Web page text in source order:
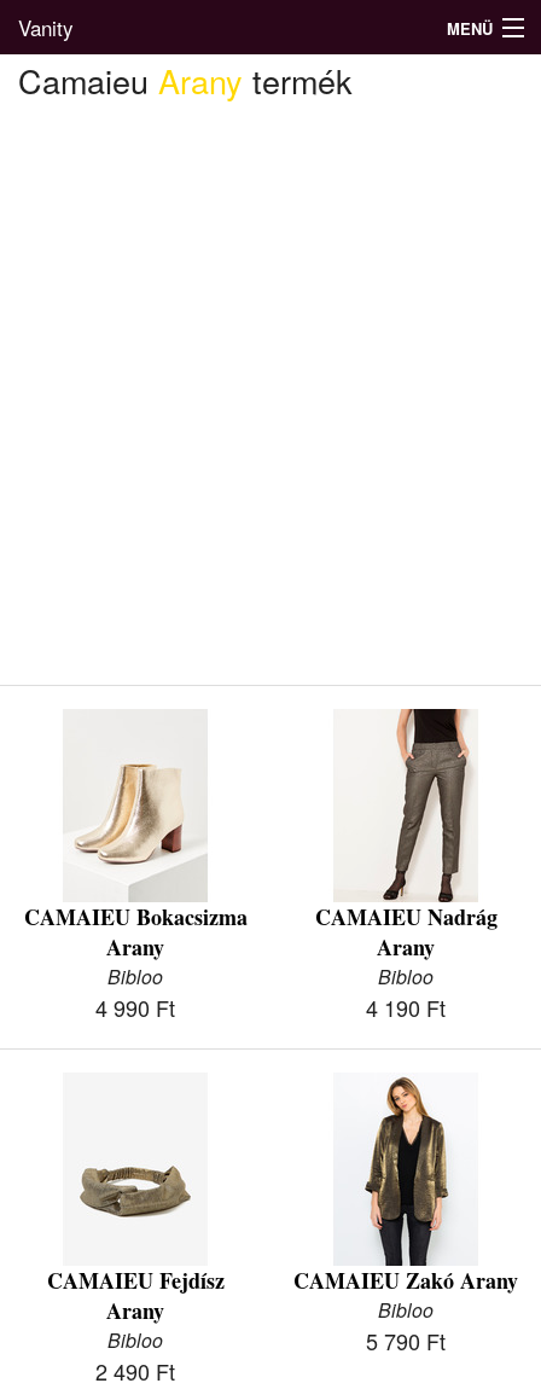
Vanity MENÜ
Camaieu Arany termék
CAMAIEU Bokacsizma
Arany
Bibloo
4 990 Ft
CAMAIEU Nadrág
Arany
Bibloo
4 190 Ft
CAMAIEU Fejdísz
Arany
Bibloo
2 490 Ft
CAMAIEU Zakó Arany
Bibloo
5 790 Ft